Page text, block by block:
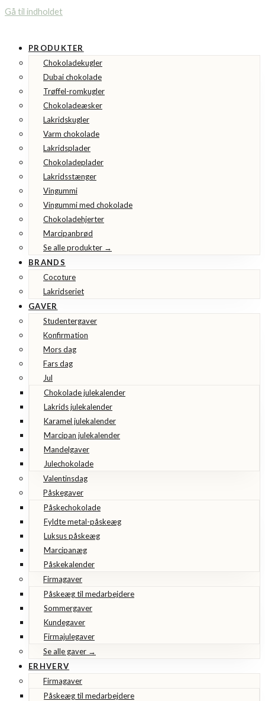
Gå til indholdet
PRODUKTER
Chokoladekugler
Dubai chokolade
Trøffel-romkugler
Chokoladeæsker
Lakridskugler
Varm chokolade
Lakridsplader
Chokoladeplader
Lakridsstænger
Vingummi
Vingummi med chokolade
Chokoladehjerter
Marcipanbrød
Se alle produkter →
BRANDS
Cocoture
Lakridseriet
GAVER
Studentergaver
Konfirmation
Mors dag
Fars dag
Jul
Chokolade julekalender
Lakrids julekalender
Karamel julekalender
Marcipan julekalender
Mandelgaver
Julechokolade
Valentinsdag
Påskegaver
Påskechokolade
Fyldte metal-påskeæg
Luksus påskeæg
Marcipanæg
Påskekalender
Firmagaver
Påskeæg til medarbejdere
Sommergaver
Kundegaver
Firmajulegaver
Se alle gaver →
ERHVERV
Firmagaver
Påskeæg til medarbejdere